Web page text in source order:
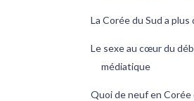
La Corée du Sud a plus
Le sexe au cœur du
médiatique
Quoi de neuf en Corée